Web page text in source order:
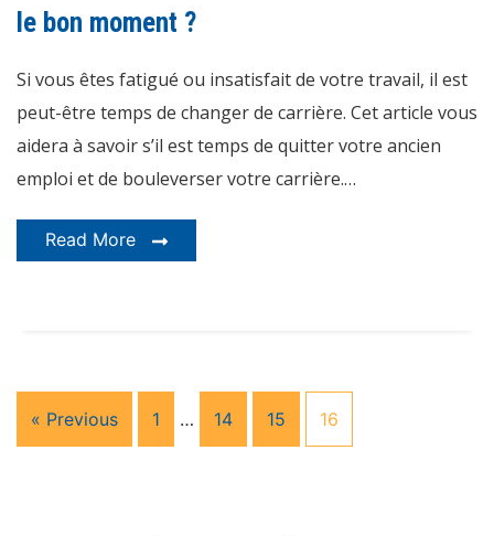
bon
moment
?
le bon moment ?
Si vous êtes fatigué ou insatisfait de votre travail, il est
peut-être temps de changer de carrière. Cet article vous
aidera à savoir s’il est temps de quitter votre ancien
emploi et de bouleverser votre carrière.…
Read More
« Previous 1 … 14 15 16